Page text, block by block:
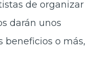
de organizar
darán unos
beneficios o más,